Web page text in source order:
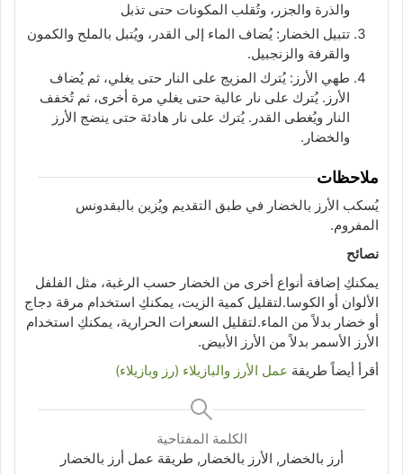
والذرة والجزر، وتُقلب المكونات حتى تذبل
تتبيل الخضار: يُضاف الماء إلى القدر، ويُتبل بالملح والكمون
والقرفة والزنجبيل.
طهي الأرز: يُترك المزيج على النار حتى يغلي، ثم يُضاف
الأرز. يُترك على نار عالية حتى يغلي مرة أخرى، ثم تُخفف
النار ويُغطى القدر. يُترك على نار هادئة حتى ينضج الأرز
والخضار.
ملاحظات
يُسكب الأرز بالخضار في طبق التقديم ويُزين بالبقدونس
المفروم.
نصائح
يمكنكِ إضافة أنواع أخرى من الخضار حسب الرغبة، مثل الفلفل
الألوان أو الكوسا.لتقليل كمية الزيت، يمكنكِ استخدام مرقة دجاج
أو خضار بدلاً من الماء.لتقليل السعرات الحرارية، يمكنكِ استخدام
الأرز الأسمر بدلاً من الأرز الأبيض.
أقرأ أيضاً طريقة عمل الأرز والبازيلاء (رز وبازيلاء)
الكلمة المفتاحية
أرز بالخضار, الأرز بالخضار, طريقة عمل أرز بالخضار